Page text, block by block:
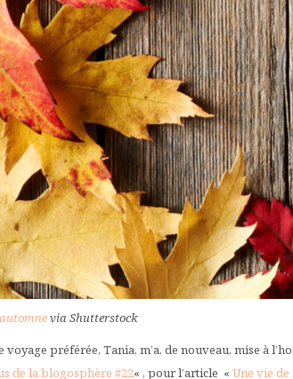
via Shutterstock
voyage préférée, Tania, m’a, de nouveau, mise à
de la blogosphère #22« , pour l’article « Une vie de